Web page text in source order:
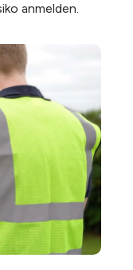
anmelden.